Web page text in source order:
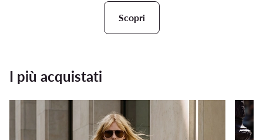
Scopri
I più acquistati